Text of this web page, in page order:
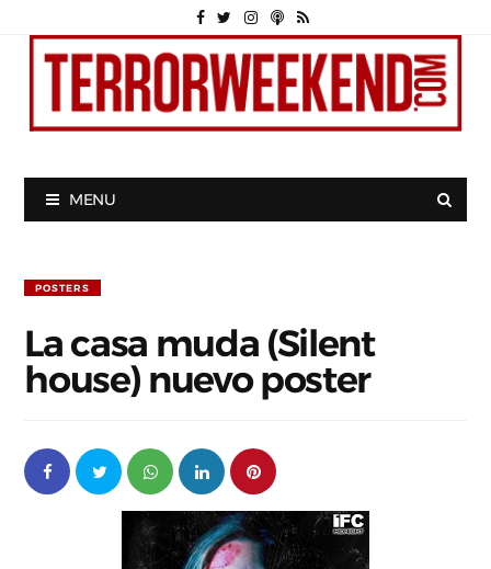
MENU
POSTERS
La casa muda (Silent
house) nuevo poster